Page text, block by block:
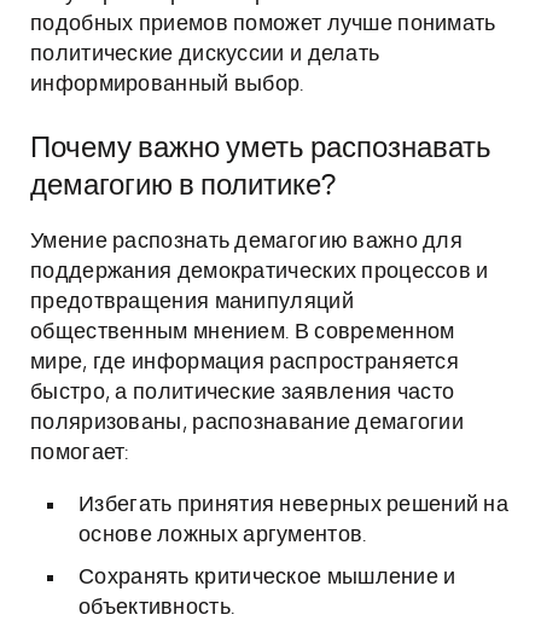
подобных приемов поможет лучше понимать
политические дискуссии и делать
информированный выбор.
Почему важно уметь распознавать
демагогию в политике?
Умение распознать демагогию важно для
поддержания демократических процессов и
предотвращения манипуляций
общественным мнением. В современном
мире, где информация распространяется
быстро, а политические заявления часто
поляризованы, распознавание демагогии
помогает:
Избегать принятия неверных решений на
основе ложных аргументов.
Сохранять критическое мышление и
объективность.